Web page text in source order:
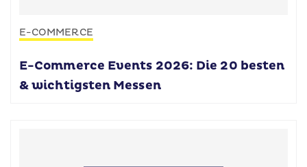
E-COMMERCE
E-Commerce Events 2026: Die 20 besten
& wichtigsten Messen